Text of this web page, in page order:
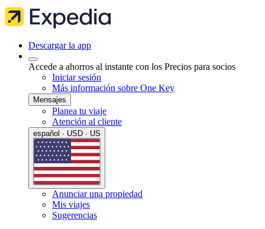
Descargar la app
Accede a ahorros al instante con los Precios para socios
Iniciar sesión
Más información sobre One Key
Mensajes
Planea tu viaje
Atención al cliente
español · USD · US
Anunciar una propiedad
Mis viajes
Sugerencias